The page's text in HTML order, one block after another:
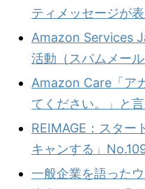
ティメッセージが
Amazon Services
活動（スパムメール
Amazon Care「ア
てください。」と
REIMAGE：スター
キャンする」
一般企業を語った